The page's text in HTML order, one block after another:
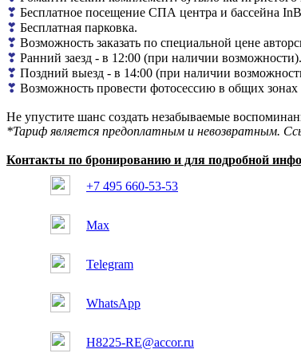
❣ Бесплатное посещение СПА центра и бассейна
❣ Бесплатная парковка.
❣ Возможность заказать по специальной цене
❣ Ранний заезд - в 12:00 (при наличии возможности).
❣ Поздний выезд - в 14:00 (при наличии
❣ Возможность провести фотосессию в общих зонах
Не упустите шанс создать незабываемые
*Тариф является предоплатным и невозвратным.
Контакты по бронированию и для подробной
+7 495 660-53-53
Max
Telegram
WhatsApp
H8225-RE@accor.ru